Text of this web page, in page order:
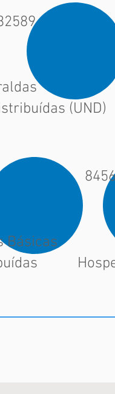
(UND)
Básicas